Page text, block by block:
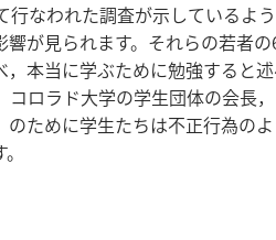
なわれた調査が示しているよ
響が見られます。それらの若者
本当に学ぶために勉強すると
ロラド大学の学生団体の会長
ために学生たちは不正行為の